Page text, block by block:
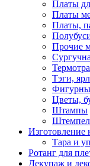
Платы
Платы
Платы,
Прочие
Тэги,
Цветы,
Штампы
Изготовление
Тара и
Ротанг для
Декупаж и